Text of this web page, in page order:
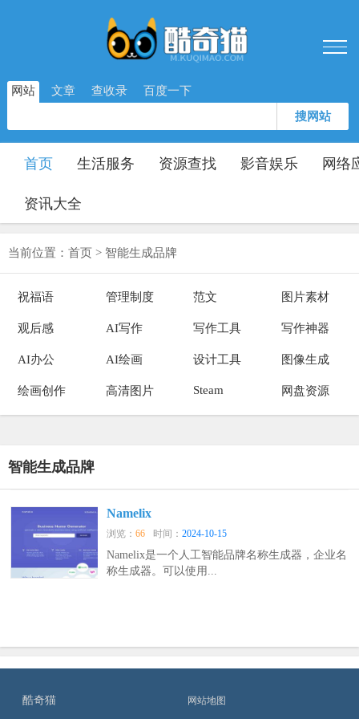
网站 文章 查收录 百度一下
搜网站
首页 生活服务 资源查找 影音娱乐 网络
资讯大全
当前位置： 首页 > 智能生成品牌
祝福语 管理制度 范文 图片素材
观后感 AI写作 写作工具 写作神器
AI办公 AI绘画 设计工具 图像生成
绘画创作 高清图片 Steam 网盘资源
智能生成品牌
Namelix
浏览：66 时间：2024-10-15
Namelix是一个人工智能品牌名称生成器，企业名
称生成器。可以使用...
酷奇猫 网站地图